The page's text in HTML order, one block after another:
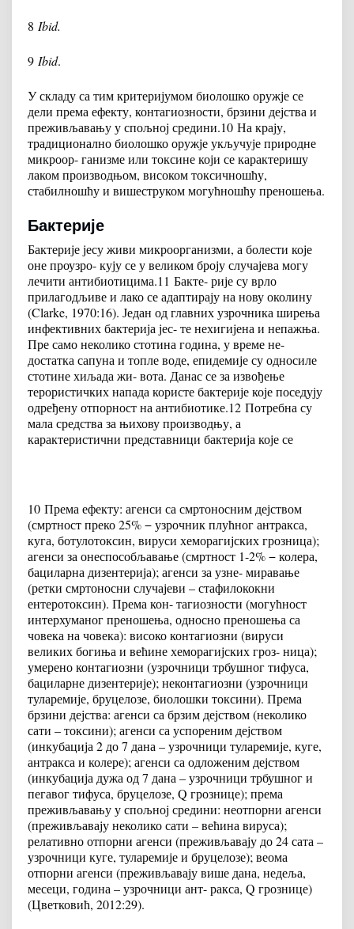
8 Ibid.
9 Ibid.
У складу са тим критеријумом биолошко оружје се
дели према ефекту, контагиозности, брзини дејства и
преживљавању у спољној средини.10 На крају,
традиционално биолошко оружје укључује природне
микроор- ганизме или токсине који се карактеришу
лаком производњом, високом токсичношћу,
стабилношћу и вишеструком могућношћу преношења.
Бактерије
Бактерије јесу живи микроорганизми, а болести које
оне проузро- кују се у великом броју случајева могу
лечити антибиотицима.11 Бакте- рије су врло
прилагодљиве и лако се адаптирају на нову околину
(Clarke, 1970:16). Један од главних узрочника ширења
инфективних бактерија јес- те нехигијена и непажња.
Пре само неколико стотина година, у време не-
достатка сапуна и топле воде, епидемије су односиле
стотине хиљада жи- вота. Данас се за извођење
терористичких напада користе бактерије које поседују
одређену отпорност на антибиотике.12 Потребна су
мала средства за њихову производњу, а
карактеристични представници бактерија које се
10 Према ефекту: агенси са смртоносним дејством
(смртност преко 25% − узрочник плућног антракса,
куга, ботулотоксин, вируси хеморагијских грозница);
агенси за онеспособљавање (смртност 1-2% − колера,
бациларна дизентерија); агенси за узне- миравање
(ретки смртоносни случајеви – стафилококни
ентеротоксин). Према кон- тагиозности (могућност
интерхуманог преношења, односно преношења са
човека на човека): високо контагиозни (вируси
великих богиња и већине хеморагијских гроз- ница);
умерено контагиозни (узрочници трбушног тифуса,
бациларне дизентерије); неконтагиозни (узрочници
туларемије, бруцелозе, биолошки токсини). Према
брзини дејства: агенси са брзим дејством (неколико
сати – токсини); агенси са успореним дејством
(инкубација 2 до 7 дана – узрочници туларемије, куге,
антракса и колере); агенси са одложеним дејством
(инкубација дужа од 7 дана – узрочници трбушног и
пегавог тифуса, бруцелозе, Q грознице); према
преживљавању у спољној средини: неотпорни агенси
(преживљавају неколико сати – већина вируса);
релативно отпорни агенси (преживљавају до 24 сата –
узрочници куге, туларемије и бруцелозе); веома
отпорни агенси (преживљавају више дана, недеља,
месеци, година – узрочници ант- ракса, Q грознице)
(Цветковић, 2012:29).